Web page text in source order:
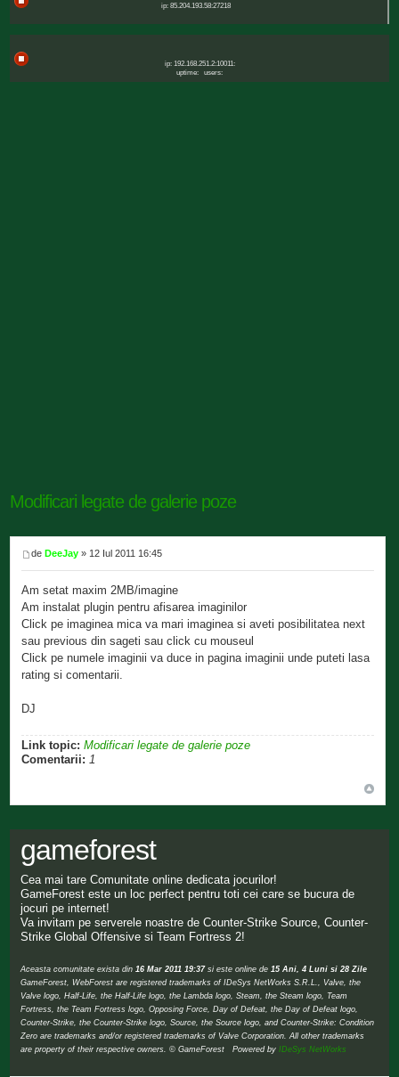
ip: 85.204.193.58:27218
ip: 192.168.251.2:10011:
uptime:
users:
Modificari legate de galerie poze
deDeeJay » 12 Iul 2011 16:45
Am setat maxim 2MB/imagine
Am instalat plugin pentru afisarea imaginilor
Click pe imaginea mica va mari imaginea si aveti posibilitatea next
sau previous din sageti sau click cu mouseul
Click pe numele imaginii va duce in pagina imaginii unde puteti lasa
rating si comentarii.
DJ
Link topic: Modificari legate de galerie poze
Comentarii: 1
gameforest
Cea mai tare Comunitate online dedicata jocurilor!
GameForest este un loc perfect pentru toti cei care se bucura de
jocuri pe internet!
Va invitam pe serverele noastre de Counter-Strike Source, Counter-
Strike Global Offensive si Team Fortress 2!
Aceasta comunitate exista din16 Mar 2011 19:37si este online de15 Ani, 4 Luni si 28 Zile
GameForest, WebForest are registered trademarks of IDeSys NetWorks S.R.L., Valve, the
Valve logo, Half-Life, the Half-Life logo, the Lambda logo, Steam, the Steam logo, Team
Fortress, the Team Fortress logo, Opposing Force, Day of Defeat, the Day of Defeat logo,
Counter-Strike, the Counter-Strike logo, Source, the Source logo, and Counter-Strike: Condition
Zero are trademarks and/or registered trademarks of Valve Corporation. All other trademarks
are property of their respective owners. © GameForest Powered byIDeSys NetWorks